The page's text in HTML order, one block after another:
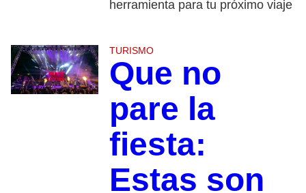
herramienta para tu próximo viaje
TURISMO
Que no
pare la
fiesta:
Estas son